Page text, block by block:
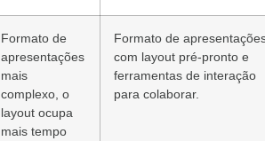
Formato de
apresentações
mais
complexo, o
layout ocupa
mais tempo
Formato de
com layout pré-pronto e
ferramentas de interação
para colaborar.